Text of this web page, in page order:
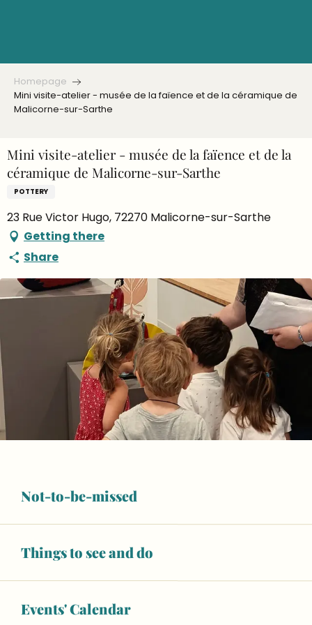
Not-to-be-missed
Things to see and do
Events' Calendar
Homepage
Mini visite-atelier - musée de la faïence et de la céramique de
Malicorne-sur-Sarthe
Mini visite-atelier - musée de la faïence et de la
céramique de Malicorne-sur-Sarthe
POTTERY
23 Rue Victor Hugo, 72270 Malicorne-sur-Sarthe
Getting there
Share